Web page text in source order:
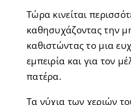
Τώρα κινείται
καθησυχάζοντας την
καθιστώντας το μια
εμπειρία και για τον
πατέρα.
Τα νύχια των χεριών